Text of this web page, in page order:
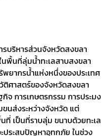
บริหารส่วนจังหวัดสงขลา
พื้นที่ลุ่มน้ำทะเลสาบสงขลา
ยากรน้ำแห่งหนึ่งของประเทศ
ศาสตร์ของจังหวัดสงขลา
การเกษตรกรรม การประมง
ขนส่งระหว่างจังหวัด แต่
เป็นที่ราบลุ่ม ขนาบด้วยทะเล
ประสบปัญหาอุทกภัย ในช่วง